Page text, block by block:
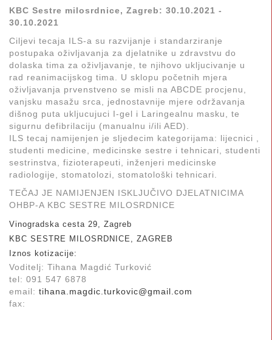
KBC Sestre milosrdnice, Zagreb: 30.10.2021 -
30.10.2021
Ciljevi tecaja ILS-a su razvijanje i standarziranje
postupaka oživljavanja za djelatnike u zdravstvu do
dolaska tima za oživljavanje, te njihovo ukljucivanje u
rad reanimacijskog tima. U sklopu početnih mjera
oživljavanja prvenstveno se misli na ABCDE procjenu,
vanjsku masažu srca, jednostavnije mjere održavanja
dišnog puta ukljucujuci I-gel i Laringealnu masku, te
sigurnu defibrilaciju (manualnu i/ili AED).
ILS tecaj namijenjen je sljedecim kategorijama: lijecnici ,
studenti medicine, medicinske sestre i tehnicari, studenti
sestrinstva, fizioterapeuti, inženjeri medicinske
radiologije, stomatolozi, stomatološki tehnicari.
TEČAJ JE NAMIJENJEN ISKLJUČIVO DJELATNICIMA
OHBP-A KBC SESTRE MILOSRDNICE
Vinogradska cesta 29, Zagreb
KBC SESTRE MILOSRDNICE, ZAGREB
Iznos kotizacije:
Voditelj: Tihana Magdić Turković
tel: 091 547 6878
email: tihana.magdic.turkovic@gmail.com
fax: